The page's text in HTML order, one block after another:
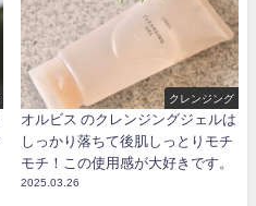
クレンジング
オルビス のクレンジングジェルは
しっかり落ちて後肌しっとりモチ
モチ！この使用感が大好きです。
2025.03.26